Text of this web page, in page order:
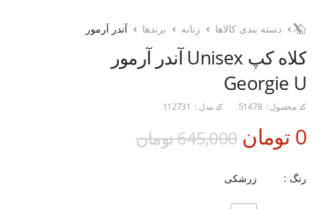
دسته بندی کالاها زنانه برندها آندر آرمور
کلاه کپ Unisex آندر آرمور
Georgie U
کد محصول : 51478 کد مدل : 112731
0 تومان 645,000 تومان
رنگ : زرشکی